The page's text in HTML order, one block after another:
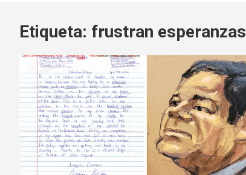
Etiqueta: frustran esperanzas